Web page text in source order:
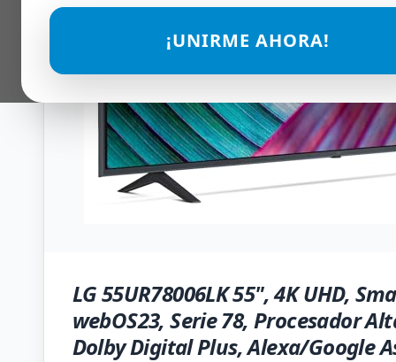
¡UNIRME AHORA!
LG 55UR78006LK 55", 4K UHD,
webOS23, Serie 78, Procesador
Dolby Digital Plus, Alexa/Google